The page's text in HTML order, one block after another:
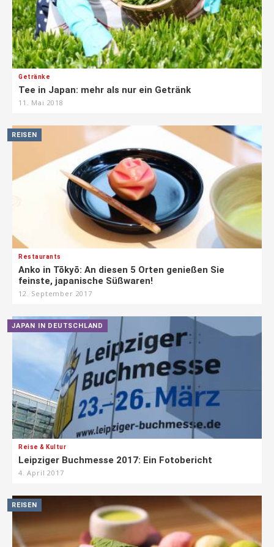
Getränke
Tee in Japan: mehr als nur ein Getränk
11. Mai 2018
REISEN
Restaurants
Anko in Tōkyō: An diesen 5 Orten genießen Sie
feinste, japanische Süßwaren!
12. September 2017
JAPAN IN DEUTSCHLAND
Reise & Kultur
Leipziger Buchmesse 2017: Ein Fotobericht
4. April 2017
REISEN